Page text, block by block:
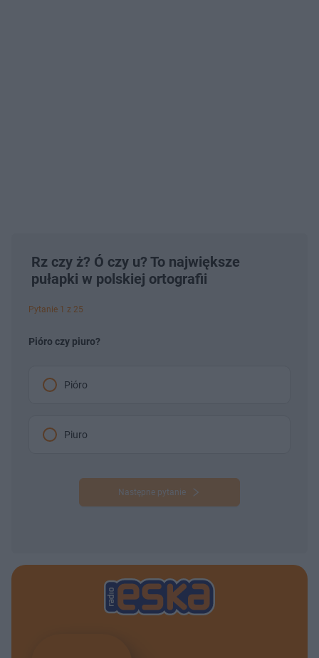
Rz czy ż? Ó czy u? To największe
pułapki w polskiej ortografii
Pytanie 1 z 25
Pióro czy piuro?
Pióro
Piuro
Następne pytanie